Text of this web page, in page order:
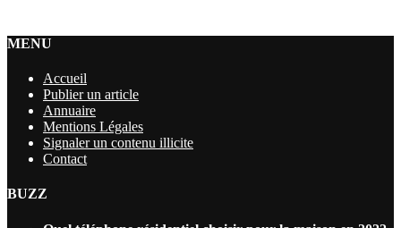
MENU
Accueil
Publier un article
Annuaire
Mentions Légales
Signaler un contenu illicite
Contact
BUZZ